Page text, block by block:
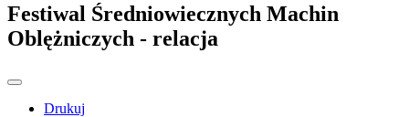
Festiwal Średniowiecznych Machin
Oblężniczych - relacja
Drukuj